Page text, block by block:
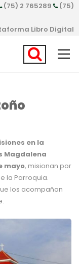
(75) 2 765289
(75)
Libro Digital
en la
Magdalena
mayo, misionan por
la Parroquia.
los acompañan